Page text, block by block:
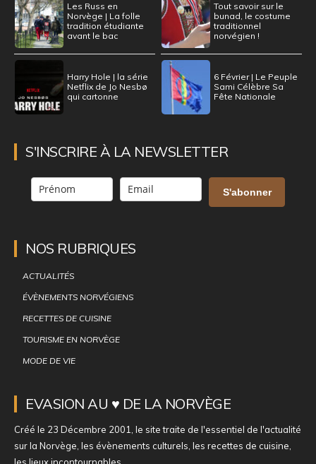
Les Russ en
Norvège | La folle
tradition étudiante
avant le bac
Tout savoir sur le
bunad, le costume
traditionnel
norvégien !
Harry Hole | la série
Netflix de Jo Nesbø
qui cartonne
6 Février | Le Peuple
Sami Célèbre Sa
Fête Nationale
S'INSCRIRE À LA NEWSLETTER
S'abonner
NOS RUBRIQUES
ACTUALITÉS
ÉVÈNEMENTS NORVÉGIENS
RECETTES DE CUISINE
TOURISME EN NORVÈGE
MODE DE VIE
EVASION AU ♥ DE LA NORVÈGE
Créé le 23 Décembre 2001, le site traite de l'essentiel de l'actualité
sur la Norvège, les évènements culturels, les recettes de cuisine,
les lieux incontournables...